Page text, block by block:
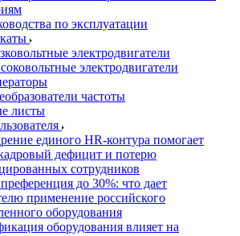
по эксплуатации
электродвигатели
электродвигатели
частоты
листы
единого HR-контура помогает
дефицит и потерю
сотрудников
до 30%: что дает
применение российского
оборудования
оборудования влияет на